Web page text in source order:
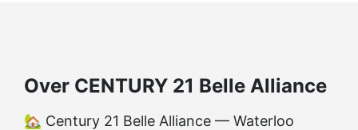
Over CENTURY 21 Belle Alliance
🏡 Century 21 Belle Alliance — Waterloo